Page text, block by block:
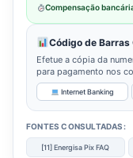
Compensação
Código de Barras
Efetue a cópia da
para pagamento nos
Internet Banking
FONTES CONSULTADAS:
[11] Energisa Pix FAQ